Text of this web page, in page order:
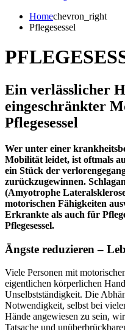
Homechevron_right
Pflegesessel
Ein verlässlicher
eingeschränkter
Pflegesessel
Wer unter einer
Mobilität leidet, ist oftmals
ein Stück der
zurückzugewinnen.
(Amyotrophe
motorischen Fähigkeiten
Erkrankte als auch für
Pflegesessel.
Ängste reduzieren –
Viele Personen mit
eigentlichen körperlichen
Unselbstständigkeit. Die
Notwendigkeit, selbst bei
Hände angewiesen zu sein,
Tatsache und